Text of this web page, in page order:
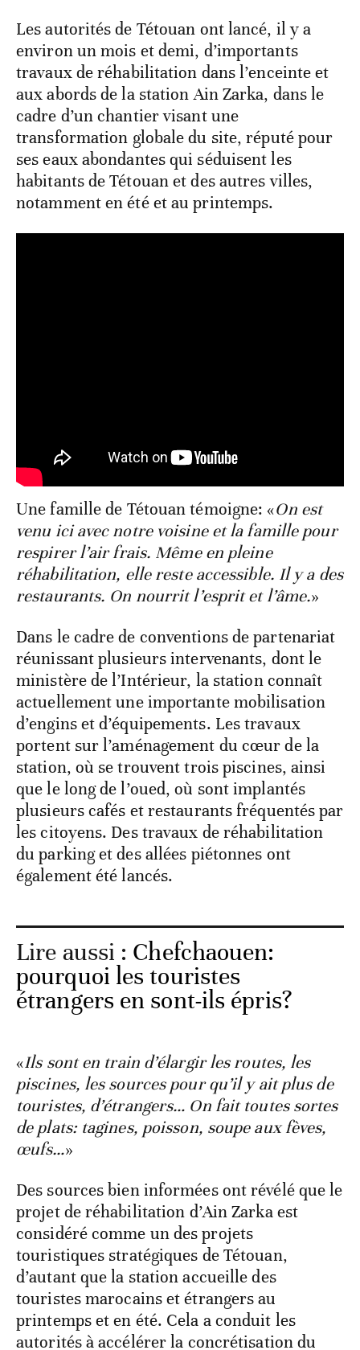
Les autorités de Tétouan ont lancé, il y a
environ un mois et demi, d’importants
travaux de réhabilitation dans l’enceinte et
aux abords de la station Ain Zarka, dans le
cadre d’un chantier visant une
transformation globale du site, réputé pour
ses eaux abondantes qui séduisent les
habitants de Tétouan et des autres villes,
notamment en été et au printemps.
Une famille de Tétouan témoigne: «On est
venu ici avec notre voisine et la famille pour
respirer l’air frais. Même en pleine
réhabilitation, elle reste accessible. Il y a des
restaurants. On nourrit l’esprit et l’âme.»
Dans le cadre de conventions de partenariat
réunissant plusieurs intervenants, dont le
ministère de l’Intérieur, la station connaît
actuellement une importante mobilisation
d’engins et d’équipements. Les travaux
portent sur l’aménagement du cœur de la
station, où se trouvent trois piscines, ainsi
que le long de l’oued, où sont implantés
plusieurs cafés et restaurants fréquentés par
les citoyens. Des travaux de réhabilitation
du parking et des allées piétonnes ont
également été lancés.
Lire aussi : Chefchaouen:
pourquoi les touristes
étrangers en sont-ils épris?
«Ils sont en train d’élargir les routes, les
piscines, les sources pour qu’il y ait plus de
touristes, d’étrangers… On fait toutes sortes
de plats: tagines, poisson, soupe aux fèves,
œufs…»
Des sources bien informées ont révélé que le
projet de réhabilitation d’Ain Zarka est
considéré comme un des projets
touristiques stratégiques de Tétouan,
d’autant que la station accueille des
touristes marocains et étrangers au
printemps et en été. Cela a conduit les
autorités à accélérer la concrétisation du